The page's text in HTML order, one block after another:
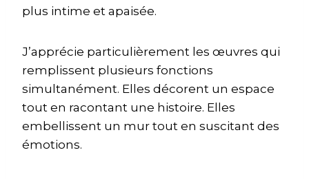
plus intime et apaisée.
J’apprécie particulièrement les œuvres qui
remplissent plusieurs fonctions
simultanément. Elles décorent un espace
tout en racontant une histoire. Elles
embellissent un mur tout en suscitant des
émotions.